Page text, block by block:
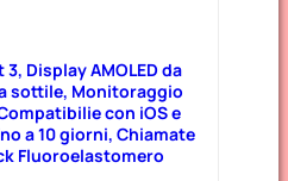
3, Display AMOLED da
sottile, Monitoraggio
con iOS e
a 10 giorni, Chiamate
Fluoroelastomero